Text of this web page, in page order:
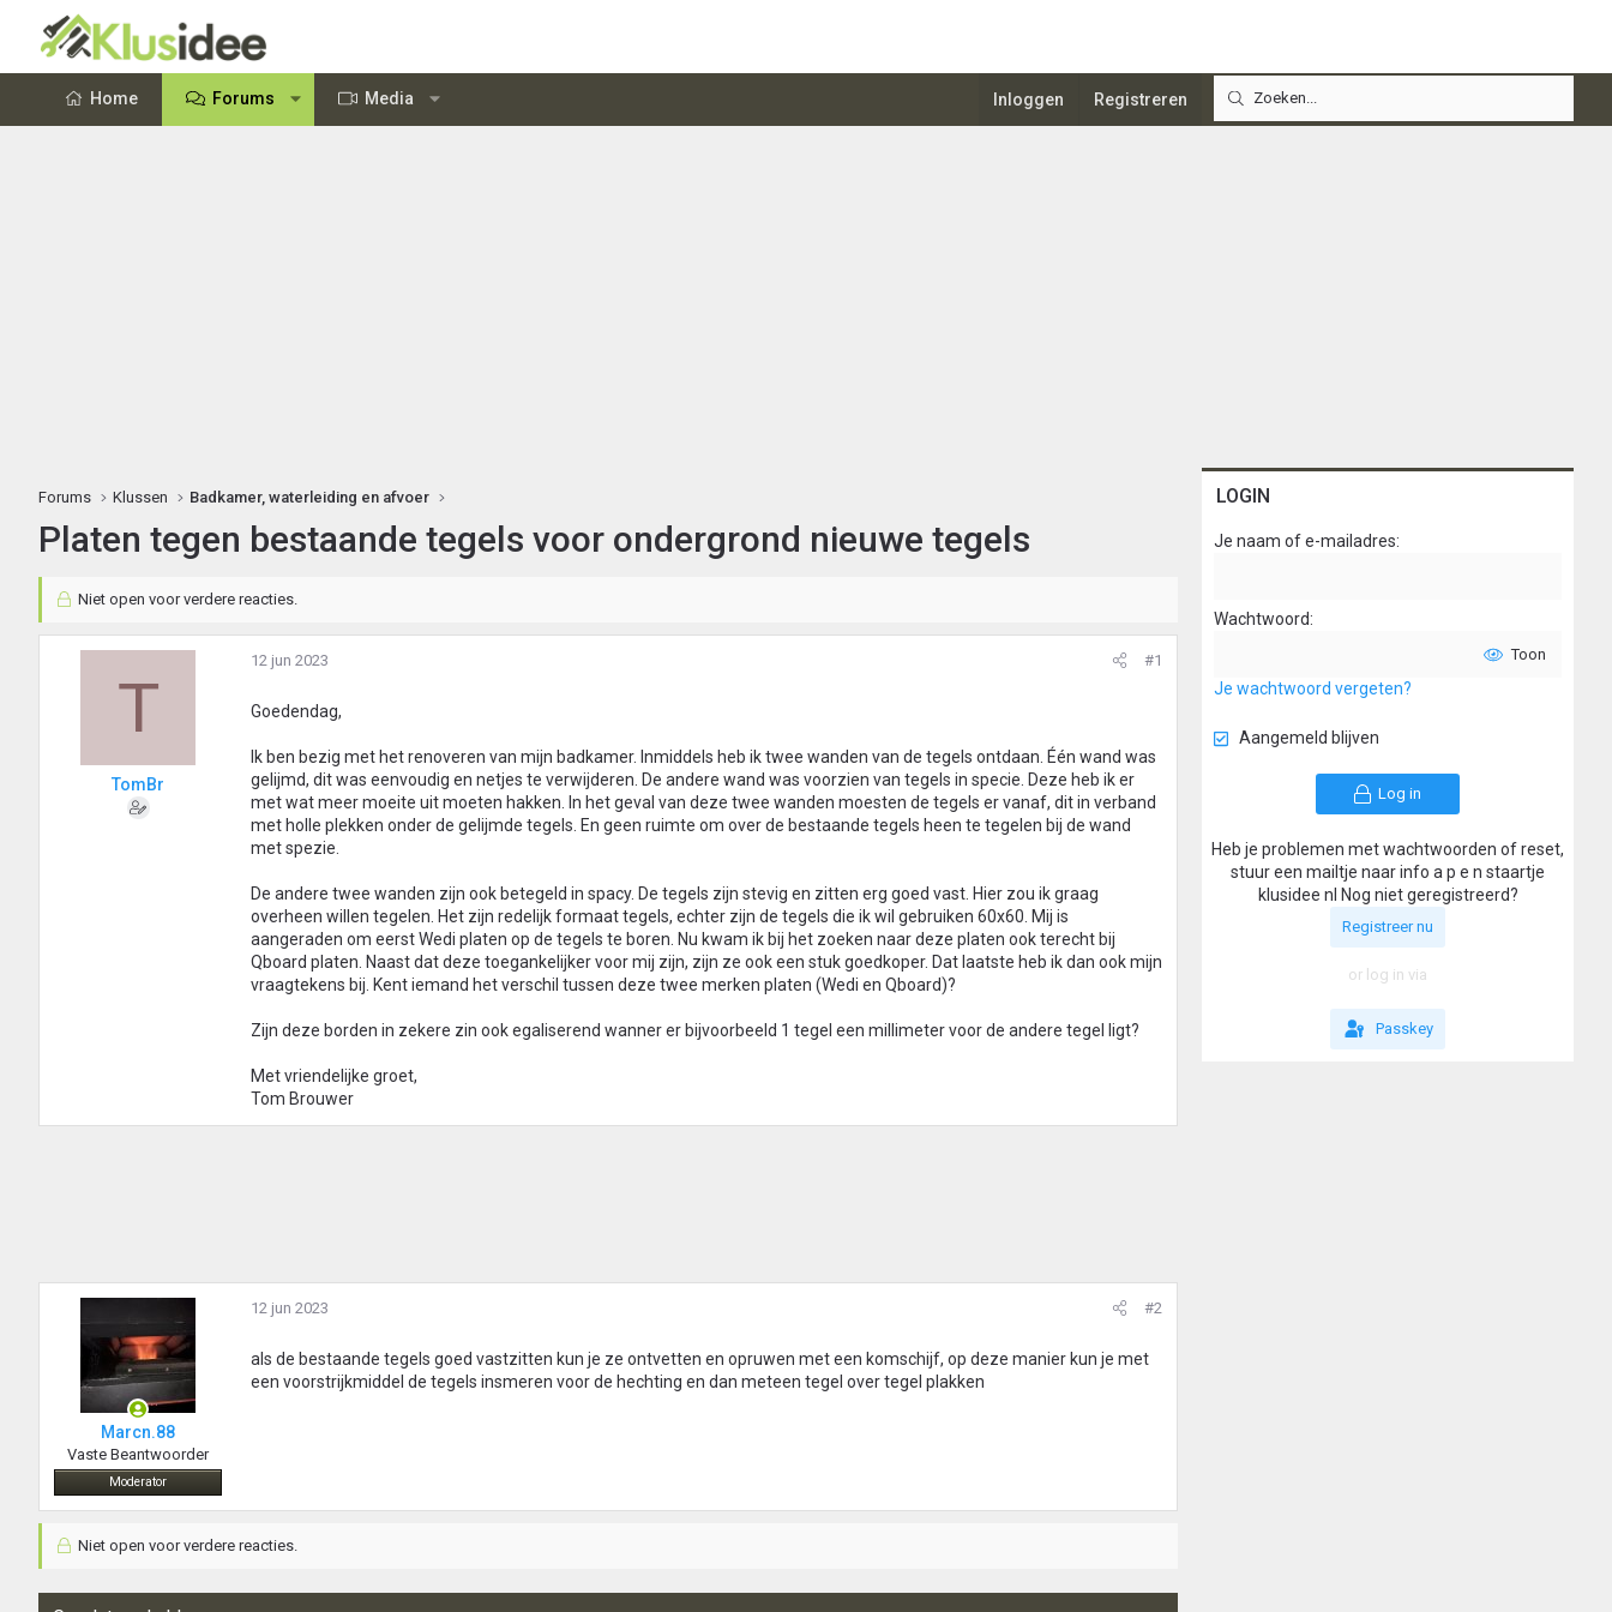
Home Forums Media Inloggen Registreren
Forums Klussen Badkamer, waterleiding en afvoer
Platen tegen bestaande tegels voor ondergrond nieuwe tegels
Niet open voor verdere reacties.
T
TomBr
12 jun 2023 #1
Goedendag,
Ik ben bezig met het renoveren van mijn badkamer. Inmiddels heb ik twee wanden van de tegels ontdaan. Één wand was
gelijmd, dit was eenvoudig en netjes te verwijderen. De andere wand was voorzien van tegels in specie. Deze heb ik er
met wat meer moeite uit moeten hakken. In het geval van deze twee wanden moesten de tegels er vanaf, dit in verband
met holle plekken onder de gelijmde tegels. En geen ruimte om over de bestaande tegels heen te tegelen bij de wand
met spezie.
De andere twee wanden zijn ook betegeld in spacy. De tegels zijn stevig en zitten erg goed vast. Hier zou ik graag
overheen willen tegelen. Het zijn redelijk formaat tegels, echter zijn de tegels die ik wil gebruiken 60x60. Mij is
aangeraden om eerst Wedi platen op de tegels te boren. Nu kwam ik bij het zoeken naar deze platen ook terecht bij
Qboard platen. Naast dat deze toegankelijker voor mij zijn, zijn ze ook een stuk goedkoper. Dat laatste heb ik dan ook mijn
vraagtekens bij. Kent iemand het verschil tussen deze twee merken platen (Wedi en Qboard)?
Zijn deze borden in zekere zin ook egaliserend wanner er bijvoorbeeld 1 tegel een millimeter voor de andere tegel ligt?
Met vriendelijke groet,
Tom Brouwer
Marcn.88
Vaste Beantwoorder
Moderator
12 jun 2023 #2
als de bestaande tegels goed vastzitten kun je ze ontvetten en opruwen met een komschijf, op deze manier kun je met
een voorstrijkmiddel de tegels insmeren voor de hechting en dan meteen tegel over tegel plakken
Niet open voor verdere reacties.
LOGIN
Je naam of e-mailadres
Wachtwoord
Toon
Je wachtwoord vergeten?
Aangemeld blijven
Log in
Heb je problemen met wachtwoorden of reset,
stuur een mailtje naar info a p e n staartje
klusidee nl Nog niet geregistreerd?
Registreer nu
or log in via
Passkey